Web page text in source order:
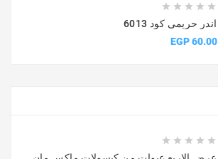





اندر حريمى كود 6013
60.00 EGP




